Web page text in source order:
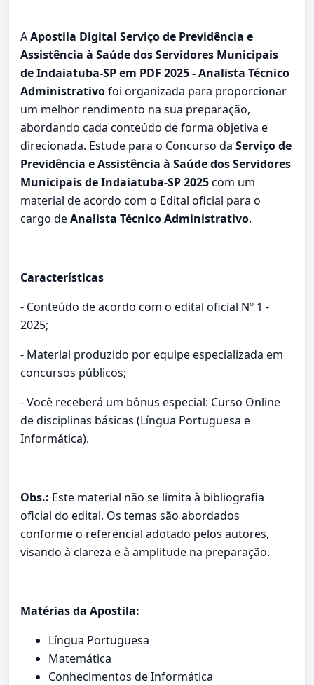
AApostila Digital Serviço de Previdência e
Assistência à Saúde dos Servidores Municipais
de Indaiatuba-SP em PDF 2025 - Analista Técnico
Administrativofoi organizada para proporcionar
um melhor rendimento na sua preparação,
abordando cada conteúdo de forma objetiva e
direcionada. Estude para o Concurso da Serviço de
Previdência e Assistência à Saúde dos Servidores
Municipais de Indaiatuba-SP 2025com um
material de acordo com o Edital oficial para o
cargo deAnalista Técnico Administrativo.
Características
- Conteúdo de acordo com o edital oficial Nº 1 -
2025;
- Material produzido por equipe especializada em
concursos públicos;
- Você receberá um bônus especial: Curso Online
de disciplinas básicas (Língua Portuguesa e
Informática).
Obs.: Este material não se limita à bibliografia
oficial do edital. Os temas são abordados
conforme o referencial adotado pelos autores,
visando à clareza e à amplitude na preparação.
Matérias da Apostila:
Língua Portuguesa
Matemática
Conhecimentos de Informática